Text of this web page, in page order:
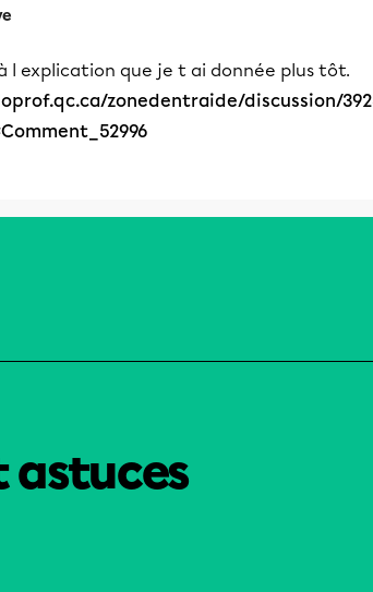
l explication que je t ai donnée plus tôt.
zonedentraide/discussion/
astuces